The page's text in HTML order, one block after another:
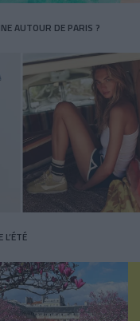
AUTOUR DE PARIS ?